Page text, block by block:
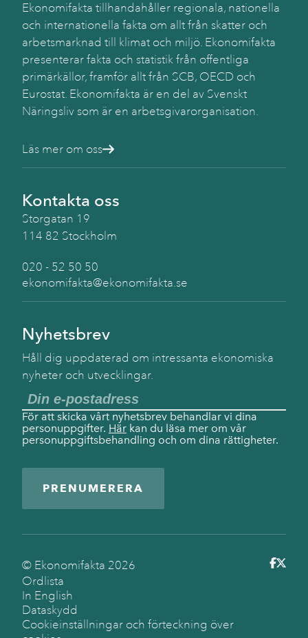
Ekonomifakta tillhandahåller regionala, nationella
och internationella fakta om allt från skatter och
arbetsmarknad till klimat och miljö. Ekonomifakta
presenterar fakta och statistik från offentliga
primärkällor, framför allt från SCB, OECD och
Eurostat. Ekonomifakta är en del av Svenskt
Näringsliv som är en arbetsgivarorganisation.
Läs mer om oss
Kontakta oss
Storgatan 19
114 82 Stockholm
020 - 52 50 50
ekonomifakta@ekonomifakta.se
Nyhetsbrev
Håll dig uppdaterad om intressanta ekonomiska
nyheter och utvecklingar.
För att skicka vårt nyhetsbrev behandlar vi dina
personuppgifter. Här kan du läsa mer om vår
personuppgiftsbehandling och om dina rättigheter.
PRENUMERERA
© Ekonomifakta 2026
Ordlista
In English
Dataskydd
Cookieinställningar och förteckning över